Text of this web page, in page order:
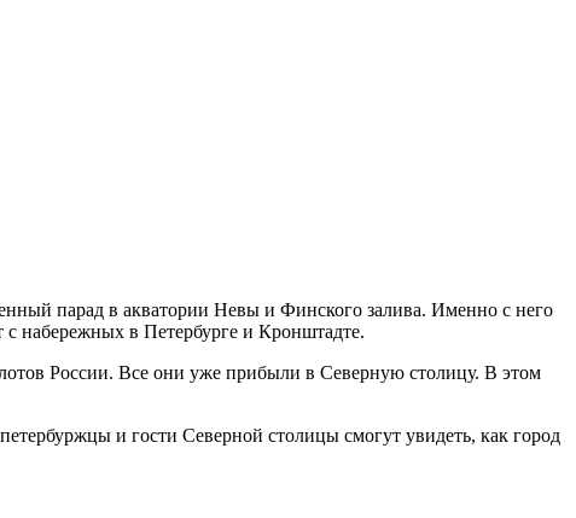
парад в акватории Невы и Финского залива. Именно с него
с набережных в Петербурге и Кронштадте.
России. Все они уже прибыли в Северную столицу. В этом
и гости Северной столицы смогут увидеть, как город